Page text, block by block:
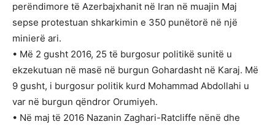
perëndimore të Azerbajxhanit në Iran në muajin Maj
sepse protestuan shkarkimin e 350 punëtorë në një
minierë ari.
• Më 2 gusht 2016, 25 të burgosur politikë sunitë u
ekzekutuan në masë në burgun Gohardasht në Karaj. Më
9 gusht, i burgosur politik kurd Mohammad Abdollahi u
var në burgun qëndror Orumiyeh.
• Në maj të 2016 Nazanin Zaghari-Ratcliffe nënë dhe